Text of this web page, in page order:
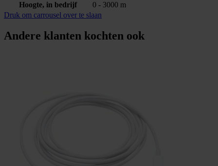
Hoogte, in bedrijf
0 - 3000 m
Druk om carrousel over te slaan
Andere klanten kochten ook